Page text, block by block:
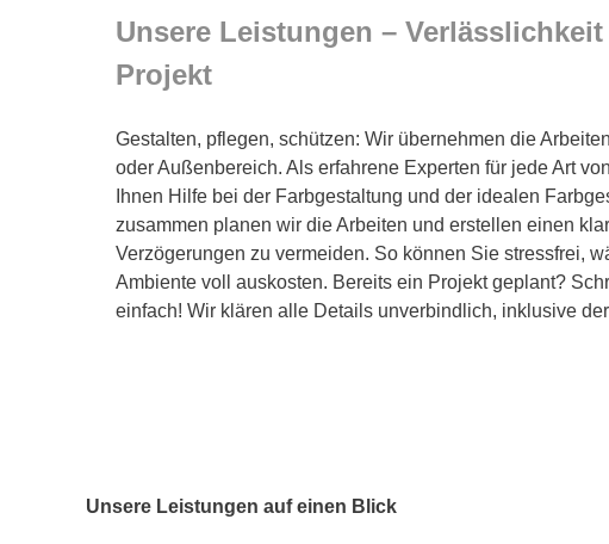
Unsere Leistungen –
Projekt
Gestalten, pflegen, schützen: Wir übernehmen die
oder Außenbereich. Als erfahrene Experten für jede Art
Ihnen Hilfe bei der Farbgestaltung und der idealen
zusammen planen wir die Arbeiten und erstellen einen
Verzögerungen zu vermeiden. So können Sie stressfrei,
Ambiente voll auskosten. Bereits ein Projekt geplant?
einfach! Wir klären alle Details unverbindlich, inklusive
Unsere Leistungen auf einen Blick